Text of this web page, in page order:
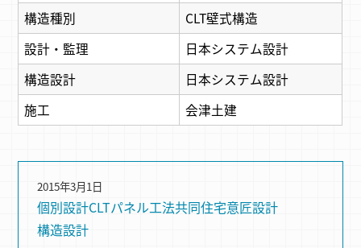
構造種別
CLT壁式構造
設計・監理
日本システム設計
構造設計
日本システム設計
施工
会津土建
個別設計CLTパネル⼯法共同住宅意匠設計
構造設計
2015年3月1日